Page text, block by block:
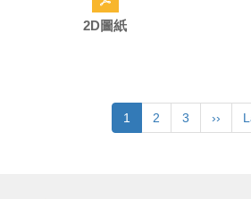
2D圖紙
目
前
1
頁
面
2
頁
面
3
下
一
››